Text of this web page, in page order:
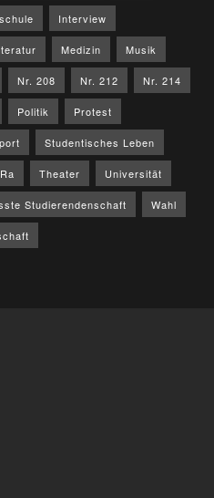
Interview
Medizin Musik
Nr. 208 Nr. 212 Nr. 214
Politik Protest
Studentisches Leben
Theater Universität
Studierendenschaft Wahl